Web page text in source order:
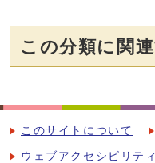
この分類に関
このサイトについて
ウェブアクセシビリテ